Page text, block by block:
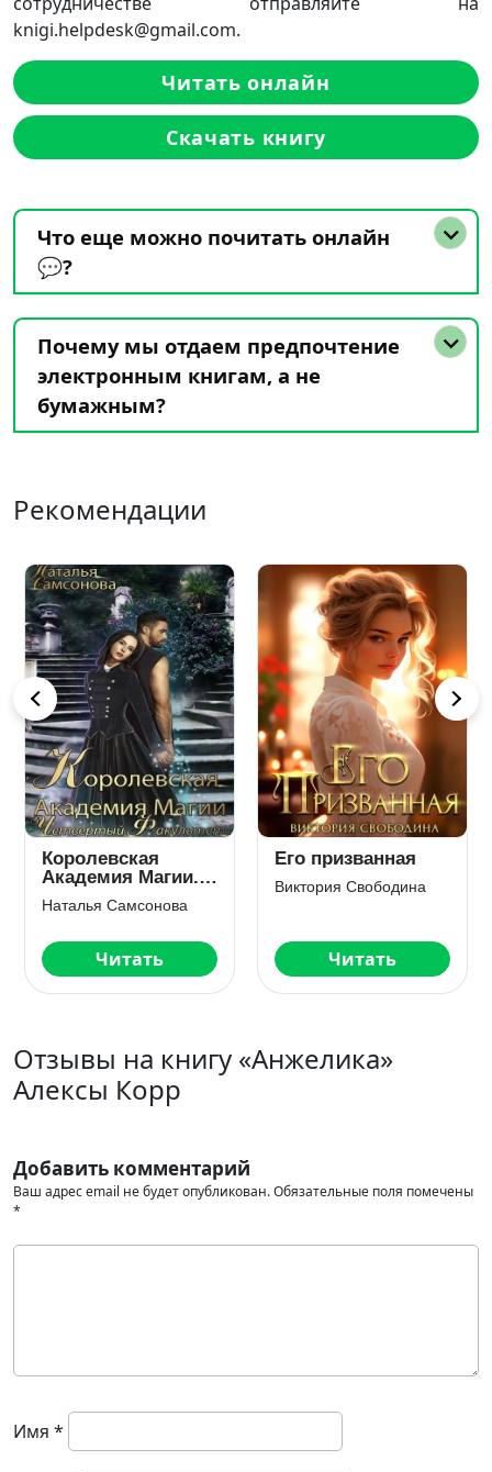
knigi.helpdesk@gmail.com.
Читать онлайн
Скачать книгу
Что еще можно почитать онлайн
💬?
Почему мы отдаем предпочтение
электронным книгам, а не
бумажным?
Рекомендации
Королевская
Академия Магии.
Четвертый
факультет
Наталья Самсонова
Читать
Его призванная
Виктория Свободина
Читать
Отзывы на книгу «Анжелика»
Алексы Корр
Добавить комментарий
Ваш адрес email не будет опубликован.Обязательные поля помечены
*
Имя *